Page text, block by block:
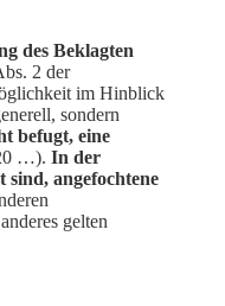
des Beklagten
2 der
im Hinblick
sondern
befugt, eine
…). In der
sind, angefochtene
gelten